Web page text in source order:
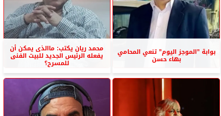
بوابة ”الموجز اليوم” تنعي المحامي
بهاء حسن
محمد ريان يكتب: ماالذى يمكن أن
يفعله الرئيس الجديد للبيت الفنى
للمسرح؟